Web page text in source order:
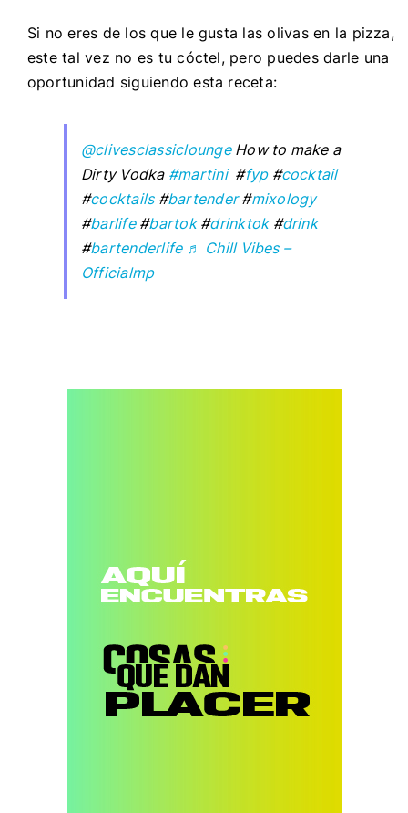
Si no eres de los que le gusta las olivas en la pizza,
este tal vez no es tu cóctel, pero puedes darle una
oportunidad siguiendo esta receta:
@clivesclassicloungeHow to make a
Dirty Vodka #martini#fyp #cocktail
#cocktails #bartender#mixology
#barlife #bartok #drinktok #drink
#bartenderlife ♬ Chill Vibes –
Officialmp